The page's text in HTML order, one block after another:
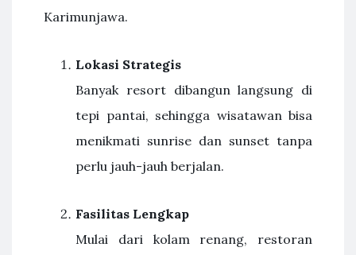
Karimunjawa.
Lokasi Strategis
Banyak resort dibangun langsung di
tepi pantai, sehingga wisatawan bisa
menikmati sunrise dan sunset tanpa
perlu jauh-jauh berjalan.
Fasilitas Lengkap
Mulai dari kolam renang, restoran